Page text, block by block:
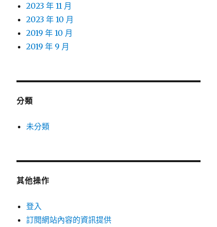
2023 年 11 月
2023 年 10 月
2019 年 10 月
2019 年 9 月
分類
未分類
其他操作
登入
訂閱網站內容的資訊提供